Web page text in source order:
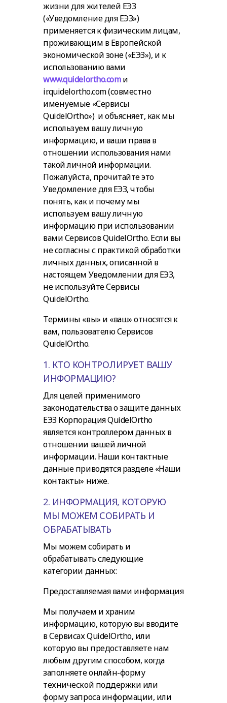
жизни для жителей ЕЭЗ
(«Уведомление для ЕЭЗ»)
применяется к физическим лицам,
проживающим в Европейской
экономической зоне («ЕЭЗ»), и к
использованию вами
www.quidelortho.comи
ir.quidelortho.com (совместно
именуемые «Сервисы
QuidelOrtho») и объясняет, как мы
используем вашу личную
информацию, и ваши права в
отношении использования нами
такой личной информации.
Пожалуйста, прочитайте это
Уведомление для ЕЭЗ, чтобы
понять, как и почему мы
используем вашу личную
информацию при использовании
вами Сервисов QuidelOrtho. Если вы
не согласны с практикой обработки
личных данных, описанной в
настоящем Уведомлении для ЕЭЗ,
не используйте Сервисы
QuidelOrtho.
Термины «вы» и «ваш» относятся к
вам, пользователю Сервисов
QuidelOrtho.
1. КТО КОНТРОЛИРУЕТ ВАШУ
ИНФОРМАЦИЮ?
Для целей применимого
законодательства о защите данных
ЕЭЗ Корпорация QuidelOrtho
является контроллером данных в
отношении вашей личной
информации. Наши контактные
данные приводятся разделе «Наши
контакты» ниже.
2. ИНФОРМАЦИЯ, КОТОРУЮ
МЫ МОЖЕМ СОБИРАТЬ И
ОБРАБАТЫВАТЬ
Мы можем собирать и
обрабатывать следующие
категории данных:
Предоставляемая вами информация
Мы получаем и храним
информацию, которую вы вводите
в Сервисах QuidelOrtho, или
которую вы предоставляете нам
любым другим способом, когда
заполняете онлайн-форму
технической поддержки или
форму запроса информации, или